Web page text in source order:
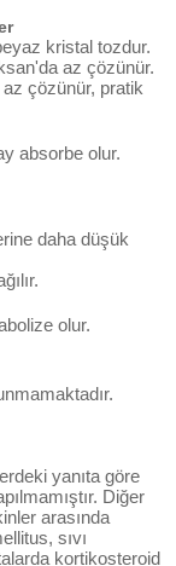
kristal tozdur.
az çözünür.
çözünür, pratik
absorbe olur.
daha düşük
olur.
yanıta göre
Diğer
arasında
sıvı
kortikosteroid